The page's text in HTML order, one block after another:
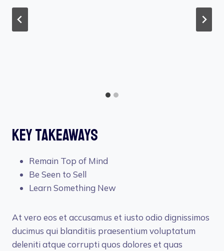
Key Takeaways
Remain Top of Mind
Be Seen to Sell
Learn Something New
At vero eos et accusamus et iusto odio dignissimos
ducimus qui blanditiis praesentium voluptatum
deleniti atque corrupti quos dolores et quas